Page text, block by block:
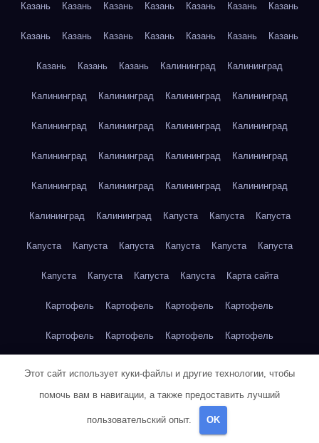
Казань Казань Казань Казань Казань Казань Казань
Казань Казань Казань Казань Казань Казань Казань
Казань Казань Казань Калининград Калининград
Калининград Калининград Калининград Калининград
Калининград Калининград Калининград Калининград
Калининград Калининград Калининград Калининград
Калининград Калининград Калининград Калининград
Калининград Калининград Капуста Капуста Капуста
Капуста Капуста Капуста Капуста Капуста Капуста
Капуста Капуста Капуста Капуста Карта сайта
Картофель Картофель Картофель Картофель
Картофель Картофель Картофель Картофель
Картофель Картофель Кейптаун Кейптаун Кейптаун
Кейптаун Кейптаун Кейптаун
Этот сайт использует куки-файлы и другие технологии, чтобы
помочь вам в навигации, а также предоставить лучший
пользовательский опыт. OK